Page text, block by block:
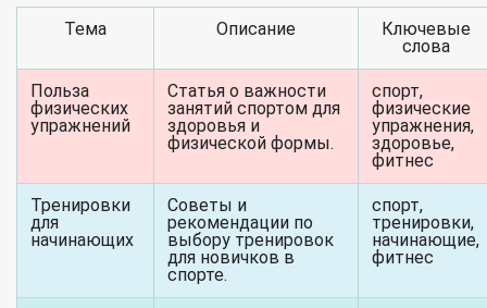
Тема Описание
Ключевые
слова
Польза
физических
упражнений
Статья о важности
занятий спортом для
здоровья и
физической формы.
спорт,
физические
упражнения,
здоровье,
фитнес
Тренировки
для
начинающих
Советы и
рекомендации по
выбору тренировок
для новичков в
спорте.
спорт,
тренировки,
начинающие,
фитнес